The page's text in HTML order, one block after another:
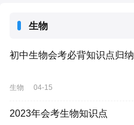
生物
初中生物会考必背知识点归纳
生物 04-15
2023年会考生物知识点